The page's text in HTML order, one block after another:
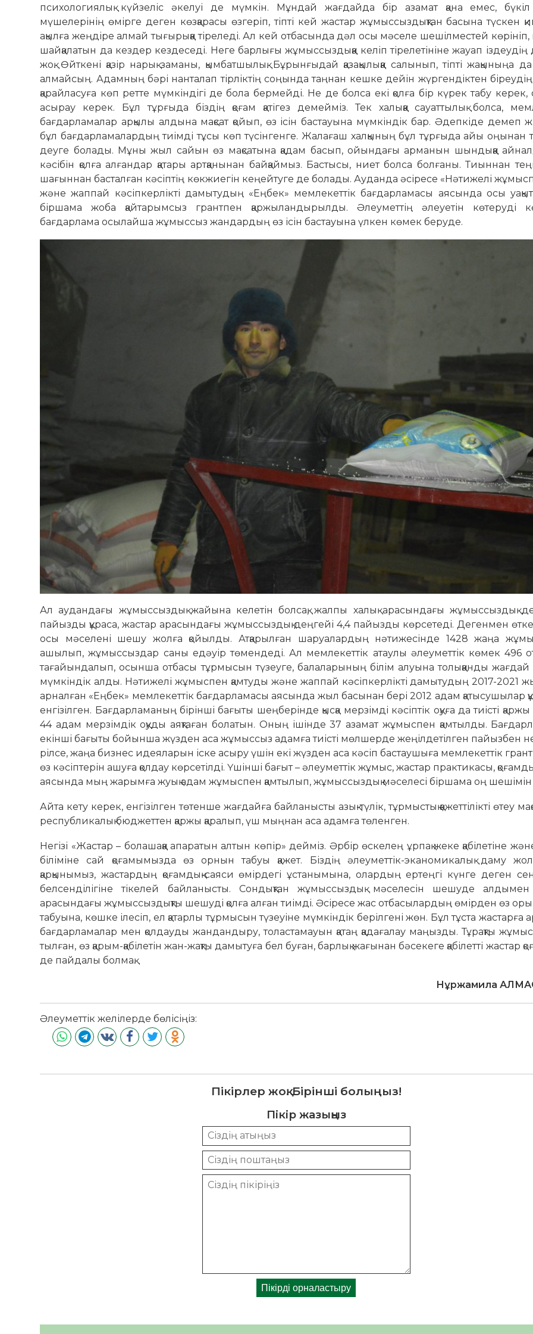
психологиялық күйзеліс әкелуі де мүмкін. Мұндай жағдайда бір азамат қана емес,
мүшелерінің өмірге деген көзқарасы өзгеріп, тіпті кей жастар жұмыссыздықтан басына түскен
ақылға жеңдіре алмай тығырыққа тіреледі. Ал кей отбасында дәл осы мәселе шешілместей көрініп,
шайқалатын да кездер кездеседі. Неге барлығы жұмыссыздыққа келіп тірелетініне жауап іздеудің
жоқ. Өйткені қазір нарық заманы, қымбатшылық. Бұрынғыдай қазақылыққа салынып, тіпті жақыныңа
алмайсың. Адамның бәрі нанталап тірліктің соңында таңнан кешке дейін жүргендіктен біреудің
қарайласуға көп ретте мүмкіндігі де бола бермейді. Не де болса екі қолға бір күрек табу керек,
асырау керек. Бұл тұрғыда біздің қоғам қатігез демейміз. Тек халыққа сауаттылық болса,
бағдарламалар арқылы алдына мақсат қойып, өз ісін бастауына мүмкіндік бар. Әдепкіде демеп
бұл бағдарламалардың тиімді тұсы көп түсінгенге. Жалағаш халқының бұл тұрғыда айы оңынан
деуге болады. Мұны жыл сайын өз мақсатына қадам басып, ойындағы арманын шындыққа
кәсібін қолға алғандар қатары артқанынан байқаймыз. Бастысы, ниет болса болғаны. Тиыннан
шағыннан басталған кәсіптің көкжиегін кеңейтуге де болады. Ауданда әсіресе «Нәтижелі
және жаппай кәсіпкерлікті дамытудың «Еңбек» мемлекеттік бағдарламасы аясында осы
біршама жоба қайтарымсыз грантпен қаржыландырылды. Әлеуметтің әлеуетін көтеруді
бағдарлама осылайша жұмыссыз жандардың өз ісін бастауына үлкен көмек беруде.
Ал аудандағы жұмыссыздық жайына келетін болсақ, жалпы халық арасындағы жұмыссыздық
пайызды құраса, жастар арасындағы жұмыссыздық деңгейі 4,4 пайызды көрсетеді. Дегенмен
осы мәселені шешу жолға қойылды. Атқарылған шаруалардың нәтижесінде 1428 жаңа
ашылып, жұмыссыздар саны едәуір төмендеді. Ал мемлекеттік атаулы әлеуметтік көмек 496
тағайындалып, осынша отбасы тұрмысын түзеуге, балаларының білім алуына толыққанды жағдай
мүмкіндік алды. Нәтижелі жұмыспен қамтуды және жаппай кәсіпкерлікті дамытудың 2017-2021
арналған «Еңбек» мемлекеттік бағдарламасы аясында жыл басынан бері 2012 адам қатысушылар
енгізілген. Бағдарламаның бірінші бағыты шеңберінде қысқа мерзімді кәсіптік оқуға да тиісті қаржы
44 адам мерзімдік оқуды аяқтаған болатын. Оның ішінде 37 азамат жұмыспен қамтылды.
екінші бағыты бойынша жүзден аса жұмыссыз адамға тиісті мөлшерде жеңілдетілген пайызбен
рілсе, жаңа бизнес идеяларын іске асыру үшін екі жүзден аса кәсіп бастаушыға мемлекеттік грант
өз кәсіптерін ашуға қолдау көрсетілді. Үшінші бағыт – әлеуметтік жұмыс, жастар практикасы,
аясында мың жарымға жуық адам жұмыспен қамтылып, жұмыссыздық мәселесі біршама оң шешімін
Айта кету керек, енгізілген төтенше жағдайға байланысты азық-түлік, тұрмыстық қажеттілікті өтеу
республикалық бюджеттен қаржы қаралып, үш мыңнан аса адамға төленген.
Негізі «Жастар – болашаққа апаратын алтын көпір» дейміз. Әрбір өскелең ұрпақ жеке қабілетіне
біліміне сай қоғамымызда өз орнын табуы қажет. Біздің әлеуметтік-эканомикалық даму
қарқынымыз, жастардың қоғамдық-саяси өмірдегі ұстанымына, олардың ертеңгі күнге деген
белсенділігіне тікелей байланысты. Сондықтан жұмыссыздық мәселесін шешуде
арасындағы жұмыссыздықты шешуді қолға алған тиімді. Әсіресе жас отбасылардың өмірден өз
табуына, көшке ілесіп, ел қатарлы тұрмысын түзеуіне мүмкіндік берілгені жөн. Бұл тұста жастарға
бағдарламалар мен қолдауды жандандыру, то­ластамауын қатаң қадағалау ма­ңызды. Тұрақты
тылған, өз қарым-қабілетін жан-жақты дамытуға бел буған, барлық жағынан бәсекеге қабілетті жастар
де пайдалы болмақ.
Нұржамила
Әлеуметтік желілерде бөлісіңіз:
Пікірлер жоқ. Бірінші болыңыз!
Пікір жазыңыз